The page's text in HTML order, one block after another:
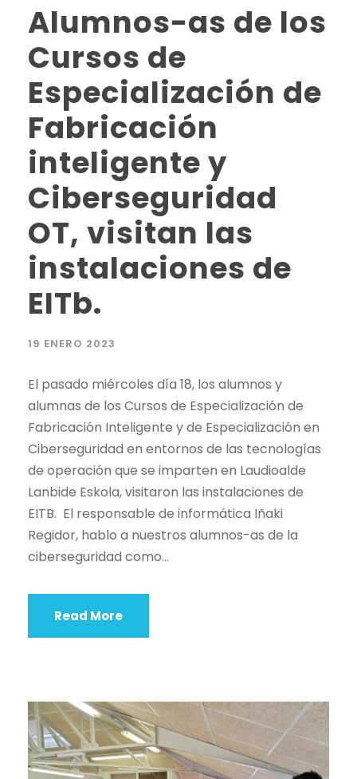
Alumnos-as de los
Cursos de
Especialización de
Fabricación
inteligente y
Ciberseguridad
OT, visitan las
instalaciones de
EITb.
19 ENERO 2023
El pasado miércoles día 18, los alumnos y
alumnas de los Cursos de Especialización de
Fabricación Inteligente y de Especialización en
Ciberseguridad en entornos de las tecnologías
de operación que se imparten en Laudioalde
Lanbide Eskola, visitaron las instalaciones de
EITB. El responsable de informática Iñaki
Regidor, hablo a nuestros alumnos-as de la
ciberseguridad como...
Read More